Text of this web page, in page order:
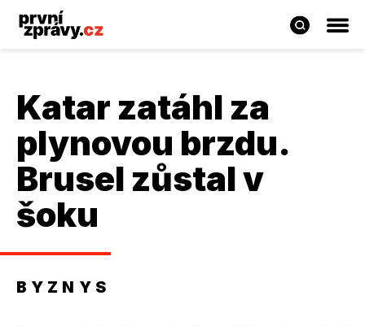
Katar zatáhl za
plynovou brzdu.
Brusel zůstal v
šoku
BYZNYS